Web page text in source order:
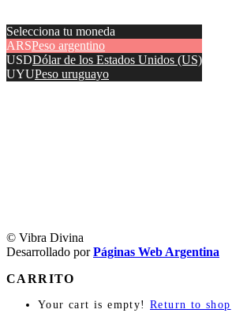
© Vibra Divina
Desarrollado porPáginas Web Argentina
Selecciona tu moneda
ARSPeso argentino
USDDólar de los Estados Unidos (US)
UYUPeso uruguayo
CARRITO
Your cart is empty! Return to shop